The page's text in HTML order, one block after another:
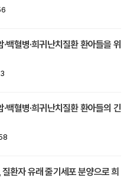
백혈병·희귀난치질환 환아들을 위
백혈병·희귀난치질환 환아들의 긴
환자 유래 줄기세포 분양으로 희